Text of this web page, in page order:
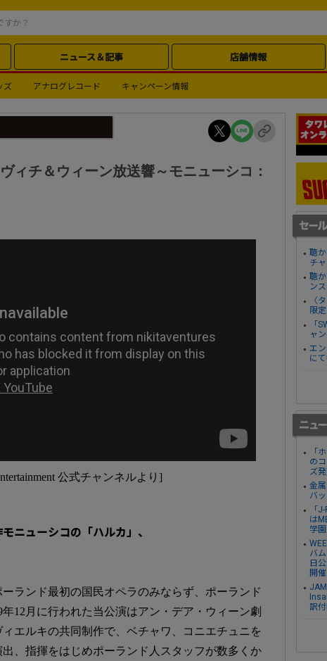
ニュース＆記事 店舗情報
ズ アナログレコード キャンペーン情報
ィチ＆ウィーン放送響～モニューシコ：
公式チャンネルより]
ニューシコの「ハルカ」、
ランド最初の国民オペラのみならず、ポーランド
12月に行われた当公演はアン・デア・ウィーン劇
エルキの共同制作で、ベチャワ、コニエチュニを
、指揮をはじめポーランド人スタッフが数多くか
聴
チ
聴
ン
〈
限
「
ャ
エ
に
「
の
ズ
金
バ
「
は
学
バ
日
開催
訳